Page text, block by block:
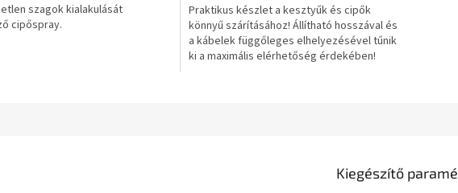
szagok kialakulását
cipőspray.
ből
0,0
csillag.
Praktikus készlet a kesztyűk és cipők
könnyű szárításához! Állítható hosszával és
a kábelek függőleges elhelyezésével tűnik
ki a maximális elérhetőség érdekében!
Kiegészítő